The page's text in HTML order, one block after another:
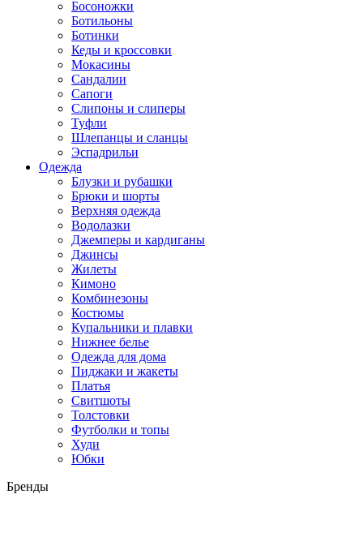
Босоножки
Ботильоны
Ботинки
Кеды и кроссовки
Мокасины
Сандалии
Сапоги
Слипоны и слиперы
Туфли
Шлепанцы и сланцы
Эспадрильи
Одежда
Блузки и рубашки
Брюки и шорты
Верхняя одежда
Водолазки
Джемперы и кардиганы
Джинсы
Жилеты
Кимоно
Комбинезоны
Костюмы
Купальники и плавки
Нижнее белье
Одежда для дома
Пиджаки и жакеты
Платья
Свитшоты
Толстовки
Футболки и топы
Худи
Юбки
Бренды